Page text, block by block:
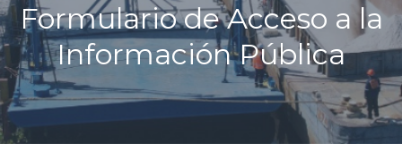
Formulario de Acceso a la
Información Pública